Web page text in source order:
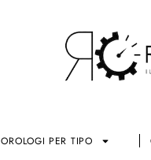
OROLOGI PER TIPO